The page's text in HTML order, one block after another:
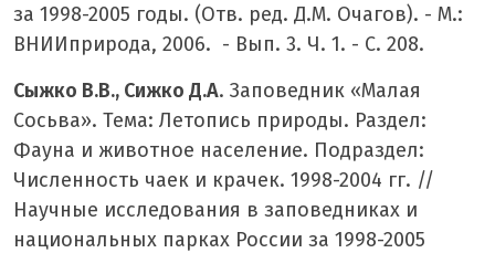
за 1998-2005 годы. (Отв. ред. Д.М. Очагов). - М.:
ВНИИприрода, 2006. - Вып. 3. Ч. 1. - С. 208.
Сыжко В.В., Сижко Д.А. Заповедник «Малая
Сосьва». Тема: Летопись природы. Раздел:
Фауна и животное население. Подраздел:
Численность чаек и крачек. 1998-2004 гг. //
Научные исследования в заповедниках и
национальных парках России за 1998-2005